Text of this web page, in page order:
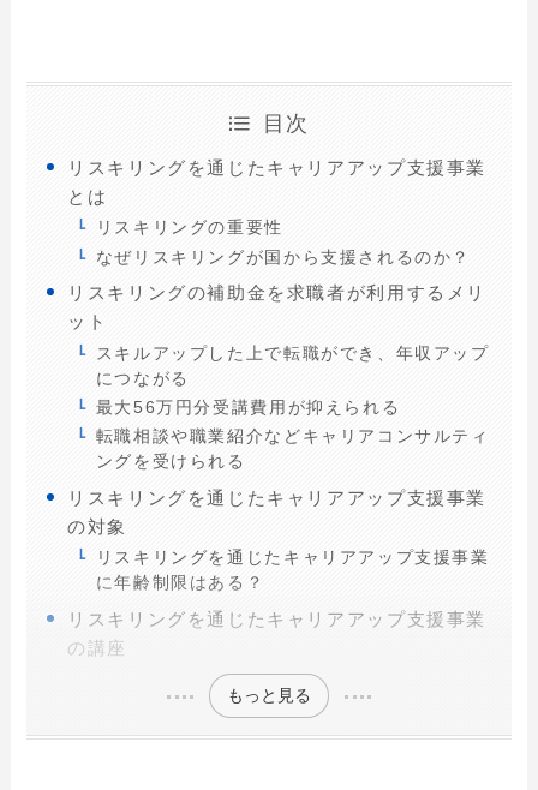
目次
リスキリングを通じたキャリアアップ支援事業
とは
リスキリングの重要性
なぜリスキリングが国から支援されるのか？
リスキリングの補助金を求職者が利用するメリ
ット
スキルアップした上で転職ができ、年収アップ
につながる
最大56万円分受講費用が抑えられる
転職相談や職業紹介などキャリアコンサルティ
ングを受けられる
リスキリングを通じたキャリアアップ支援事業
の対象
リスキリングを通じたキャリアアップ支援事業
に年齢制限はある？
リスキリングを通じたキャリアアップ支援事業
の講座
もっと見る